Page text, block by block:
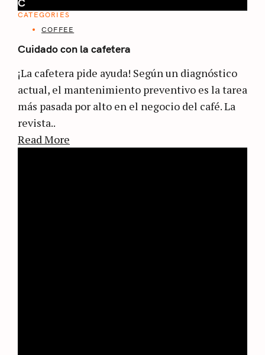
CATEGORIES
COFFEE
Cuidado con la cafetera
¡La cafetera pide ayuda! Según un diagnóstico
actual, el mantenimiento preventivo es la tarea
más pasada por alto en el negocio del café. La
revista..
Read More